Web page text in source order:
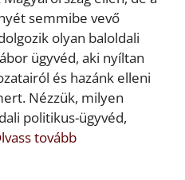
semmibe vevő
olyan baloldali
ügyvéd, aki nyíltan
és hazánk elleni
Nézzük, milyen
politikus-ügyvéd,
tovább